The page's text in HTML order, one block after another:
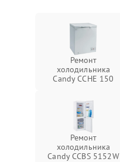
Ремонт
холодильника
Candy CCHE 150
Ремонт
холодильника
Candy CCBS 5152W